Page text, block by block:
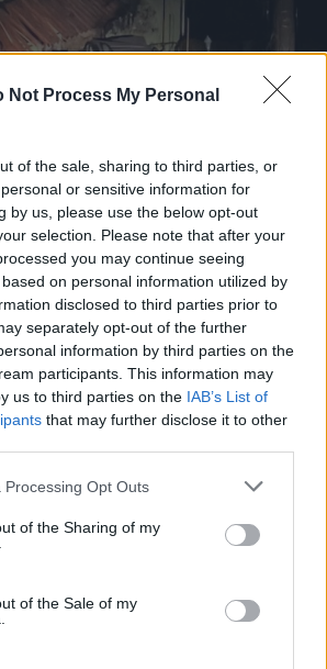
Not Process My Personal
of the sale, sharing to third parties, or
or sensitive information for
by us, please use the below opt-out
selection. Please note that after your
you may continue seeing
on personal information utilized by
disclosed to third parties prior to
separately opt-out of the further
information by third parties on the
participants. This information may
us to third parties on the IAB’s List of
that may further disclose it to other
Processing Opt Outs
of the Sharing of my
of the Sale of my
szerda
nélkül, ittasan hajtott
csíkszeredai férfi